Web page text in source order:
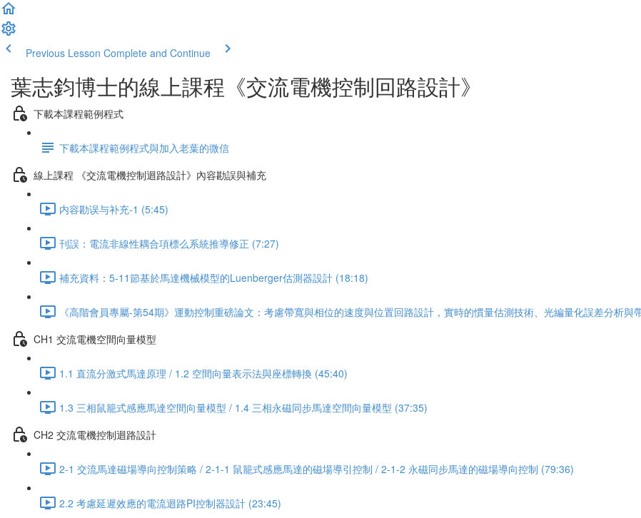
Previous Lesson Complete and Continue
葉志鈞博士的線上課程《交流電機控制回路設計》
下載本課程範例程式
下載本課程範例程式與加入老葉的微信
線上課程 《交流電機控制迴路設計》內容勘誤與補充
内容勘误与补充-1 (5:45)
刊誤：電流非線性耦合項標么系統推導修正 (7:27)
補充資料：5-11節基於馬達機械模型的Luenberger估測器設計 (18:18)
《高階會員專屬-第54期》運動控制重磅論文：考慮帶寬與相位的速度與位置回路設計，實時的慣量估測技術、光編量化誤差分析與
CH1 交流電機空間向量模型
1.1 直流分激式馬達原理 / 1.2 空間向量表示法與座標轉換 (45:40)
1.3 三相鼠籠式感應馬達空間向量模型 / 1.4 三相永磁同步馬達空間向量模型 (37:35)
CH2 交流電機控制迴路設計
2-1 交流馬達磁場導向控制策略 / 2-1-1 鼠籠式感應馬達的磁場導引控制 / 2-1-2 永磁同步馬達的磁場導向控制 (79:36)
2.2 考慮延遲效應的電流迴路PI控制器設計 (23:45)